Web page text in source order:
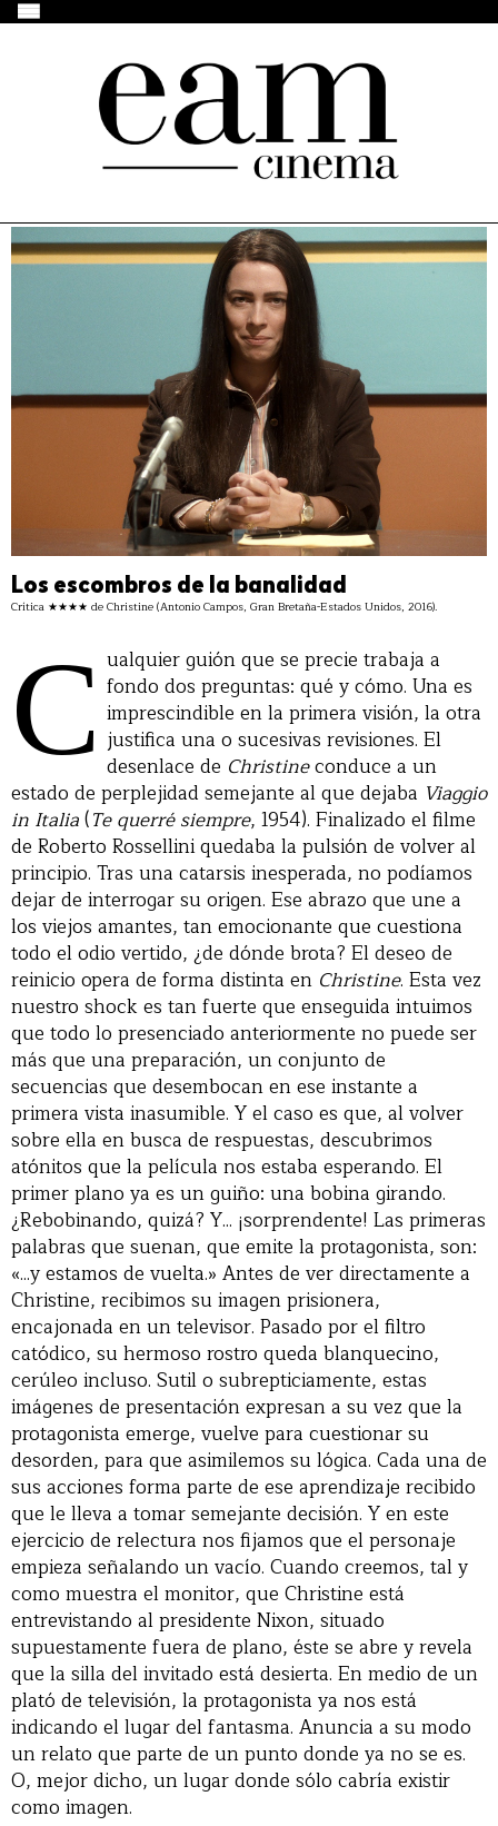
Los escombros de la banalidad
Crítica ★★★★ de Christine (Antonio Campos, Gran Bretaña-Estados Unidos, 2016).
C ualquier guión que se precie trabaja a
fondo dos preguntas: qué y cómo. Una es
imprescindible en la primera visión, la otra
justifica una o sucesivas revisiones. El
desenlace de Christineconduce a un
estado de perplejidad semejante al que dejaba Viaggio
in Italia(Te querré siempre, 1954). Finalizado el filme
de Roberto Rossellini quedaba la pulsión de volver al
principio. Tras una catarsis inesperada, no podíamos
dejar de interrogar su origen. Ese abrazo que une a
los viejos amantes, tan emocionante que cuestiona
todo el odio vertido, ¿de dónde brota? El deseo de
reinicio opera de forma distinta en Christine. Esta vez
nuestro shock es tan fuerte que enseguida intuimos
que todo lo presenciado anteriormente no puede ser
más que una preparación, un conjunto de
secuencias que desembocan en ese instante a
primera vista inasumible. Y el caso es que, al volver
sobre ella en busca de respuestas, descubrimos
atónitos que la película nos estaba esperando. El
primer plano ya es un guiño: una bobina girando.
¿Rebobinando, quizá? Y... ¡sorprendente! Las primeras
palabras que suenan, que emite la protagonista, son:
«...y estamos de vuelta.» Antes de ver directamente a
Christine, recibimos su imagen prisionera,
encajonada en un televisor. Pasado por el filtro
catódico, su hermoso rostro queda blanquecino,
cerúleo incluso. Sutil o subrepticiamente, estas
imágenes de presentación expresan a su vez que la
protagonista emerge, vuelve para cuestionar su
desorden, para que asimilemos su lógica. Cada una de
sus acciones forma parte de ese aprendizaje recibido
que le lleva a tomar semejante decisión. Y en este
ejercicio de relectura nos fijamos que el personaje
empieza señalando un vacío. Cuando creemos, tal y
como muestra el monitor, que Christine está
entrevistando al presidente Nixon, situado
supuestamente fuera de plano, éste se abre y revela
que la silla del invitado está desierta. En medio de un
plató de televisión, la protagonista ya nos está
indicando el lugar del fantasma. Anuncia a su modo
un relato que parte de un punto donde ya no se es.
O, mejor dicho, un lugar donde sólo cabría existir
como imagen.